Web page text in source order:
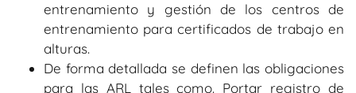
entrenamiento y gestión de los centros de
entrenamiento para certificados de trabajo en
alturas.
De forma detallada se definen las obligaciones
para las ARL tales como. Portar registro de